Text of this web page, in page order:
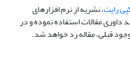
رایت، نشریه از نرم افزارهای
داوری مقالات استفاده نموده و در